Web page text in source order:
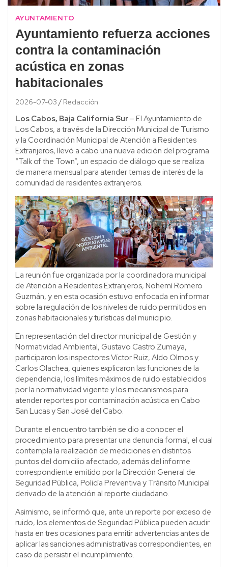
AYUNTAMIENTO
Ayuntamiento refuerza acciones
contra la contaminación
acústica en zonas
habitacionales
2026-07-03 Redacción
Los Cabos, Baja California Sur.– El Ayuntamiento de
Los Cabos, a través de la Dirección Municipal de Turismo
y la Coordinación Municipal de Atención a Residentes
Extranjeros, llevó a cabo una nueva edición del programa
“Talk of the Town”, un espacio de diálogo que se realiza
de manera mensual para atender temas de interés de la
comunidad de residentes extranjeros.
La reunión fue organizada por la coordinadora municipal
de Atención a Residentes Extranjeros, Nohemí Romero
Guzmán, y en esta ocasión estuvo enfocada en informar
sobre la regulación de los niveles de ruido permitidos en
zonas habitacionales y turísticas del municipio.
En representación del director municipal de Gestión y
Normatividad Ambiental, Gustavo Castro Zumaya,
participaron los inspectores Víctor Ruiz, Aldo Olmos y
Carlos Olachea, quienes explicaron las funciones de la
dependencia, los límites máximos de ruido establecidos
por la normatividad vigente y los mecanismos para
atender reportes por contaminación acústica en Cabo
San Lucas y San José del Cabo.
Durante el encuentro también se dio a conocer el
procedimiento para presentar una denuncia formal, el cual
contempla la realización de mediciones en distintos
puntos del domicilio afectado, además del informe
correspondiente emitido por la Dirección General de
Seguridad Pública, Policía Preventiva y Tránsito Municipal
derivado de la atención al reporte ciudadano.
Asimismo, se informó que, ante un reporte por exceso de
ruido, los elementos de Seguridad Pública pueden acudir
hasta en tres ocasiones para emitir advertencias antes de
aplicar las sanciones administrativas correspondientes, en
caso de persistir el incumplimiento.